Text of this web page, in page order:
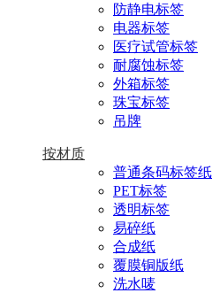
防静电标签
电器标签
医疗试管标签
耐腐蚀标签
外箱标签
珠宝标签
吊牌
按材质
普通条码标签纸
PET标签
透明标签
易碎纸
合成纸
覆膜铜版纸
洗水唛